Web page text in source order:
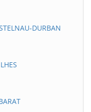
DURBAN